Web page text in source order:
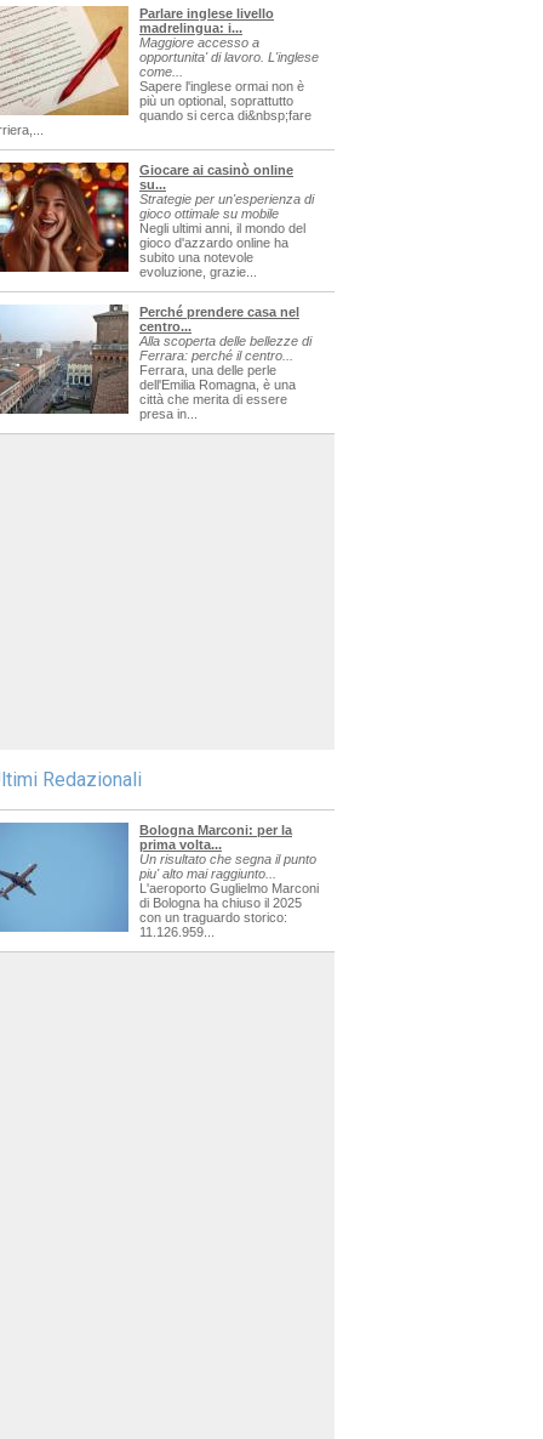
Parlare inglese livello
madrelingua: i...
Maggiore accesso a
opportunita' di lavoro. L'inglese
come...
Sapere l'inglese ormai non è
più un optional, soprattutto
quando si cerca di&nbsp;fare
Giocare ai casinò online
su...
Strategie per un'esperienza di
gioco ottimale su mobile
Negli ultimi anni, il mondo del
gioco d'azzardo online ha
subito una notevole
evoluzione, grazie...
Perché prendere casa nel
centro...
Alla scoperta delle bellezze di
Ferrara: perché il centro...
Ferrara, una delle perle
dell'Emilia Romagna, è una
città che merita di essere
presa in...
Redazionali
Bologna Marconi: per la
prima volta...
Un risultato che segna il punto
piu' alto mai raggiunto...
L'aeroporto Guglielmo Marconi
di Bologna ha chiuso il 2025
con un traguardo storico:
11.126.959...